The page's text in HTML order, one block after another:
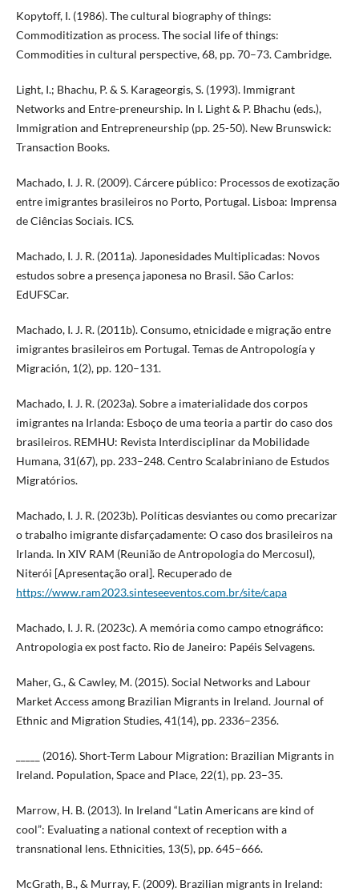
Kopytoff, I. (1986). The cultural biography of things:
Commoditization as process. The social life of things:
Commodities in cultural perspective, 68, pp. 70–73. Cambridge.
Light, I.; Bhachu, P. & S. Karageorgis, S. (1993). Immigrant
Networks and Entre-preneurship. In I. Light & P. Bhachu (eds.),
Immigration and Entrepreneurship (pp. 25-50). New Brunswick:
Transaction Books.
Machado, I. J. R. (2009). Cárcere público: Processos de exotização
entre imigrantes brasileiros no Porto, Portugal. Lisboa: Imprensa
de Ciências Sociais. ICS.
Machado, I. J. R. (2011a). Japonesidades Multiplicadas: Novos
estudos sobre a presença japonesa no Brasil. São Carlos:
EdUFSCar.
Machado, I. J. R. (2011b). Consumo, etnicidade e migração entre
imigrantes brasileiros em Portugal. Temas de Antropología y
Migración, 1(2), pp. 120–131.
Machado, I. J. R. (2023a). Sobre a imaterialidade dos corpos
imigrantes na Irlanda: Esboço de uma teoria a partir do caso dos
brasileiros. REMHU: Revista Interdisciplinar da Mobilidade
Humana, 31(67), pp. 233–248. Centro Scalabriniano de Estudos
Migratórios.
Machado, I. J. R. (2023b). Políticas desviantes ou como precarizar
o trabalho imigrante disfarçadamente: O caso dos brasileiros na
Irlanda. In XIV RAM (Reunião de Antropologia do Mercosul),
Niterói [Apresentação oral]. Recuperado de
https://www.ram2023.sinteseeventos.com.br/site/capa
Machado, I. J. R. (2023c). A memória como campo etnográfico:
Antropologia ex post facto. Rio de Janeiro: Papéis Selvagens.
Maher, G., & Cawley, M. (2015). Social Networks and Labour
Market Access among Brazilian Migrants in Ireland. Journal of
Ethnic and Migration Studies, 41(14), pp. 2336–2356.
_____ (2016). Short-Term Labour Migration: Brazilian Migrants in
Ireland. Population, Space and Place, 22(1), pp. 23–35.
Marrow, H. B. (2013). In Ireland “Latin Americans are kind of
cool”: Evaluating a national context of reception with a
transnational lens. Ethnicities, 13(5), pp. 645–666.
McGrath, B., & Murray, F. (2009). Brazilian migrants in Ireland: